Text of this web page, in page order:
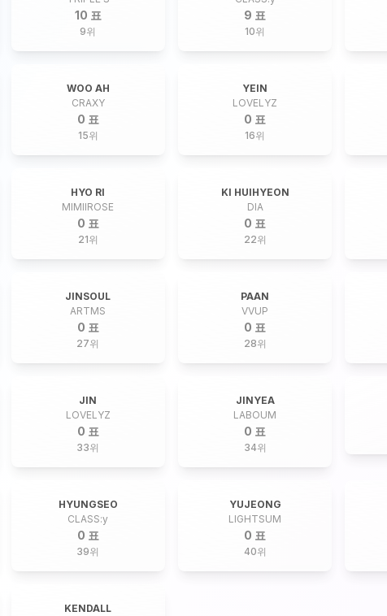
10 표
9위
9 표
10위
WOO AH
CRAXY
0 표
15위
YEIN
LOVELYZ
0 표
16위
HYO RI
MIMIIROSE
0 표
21위
KI HUIHYEON
DIA
0 표
22위
JINSOUL
ARTMS
0 표
27위
PAAN
VVUP
0 표
28위
JIN
LOVELYZ
0 표
33위
JINYEA
LABOUM
0 표
34위
HYUNGSEO
CLASS:y
0 표
39위
YUJEONG
LIGHTSUM
0 표
40위
KENDALL